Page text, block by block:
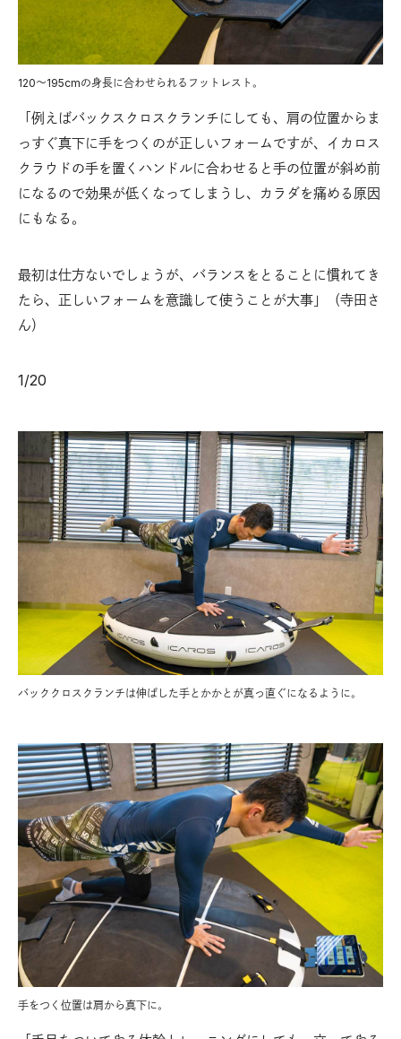
120〜195cmの身長に合わせられるフットレスト。
「例えばバックスクロスクランチにしても、肩の位置からま
っすぐ真下に手をつくのが正しいフォームですが、イカロス
クラウドの手を置くハンドルに合わせると手の位置が斜め前
になるので効果が低くなってしまうし、カラダを痛める原因
にもなる。
最初は仕方ないでしょうが、バランスをとることに慣れてき
たら、正しいフォームを意識して使うことが大事」（寺田さ
ん）
1/20
バッククロスクランチは伸ばした手とかかとが真っ直ぐになるように。
手をつく位置は肩から真下に。